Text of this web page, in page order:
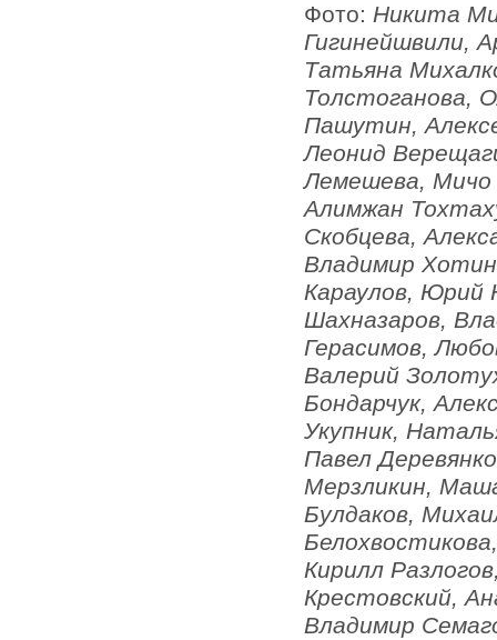
Фото: Никита
Гигинейшвили,
Татьяна
Толстоганова,
Пашутин,
Леонид
Лемешева, Мичо
Алимжан
Скобцева,
Владимир
Караулов, Юрий
Шахназаров,
Герасимов,
Валерий
Бондарчук,
Укупник,
Павел
Мерзликин,
Булдаков,
Кирилл
Крестовский,
Владимир